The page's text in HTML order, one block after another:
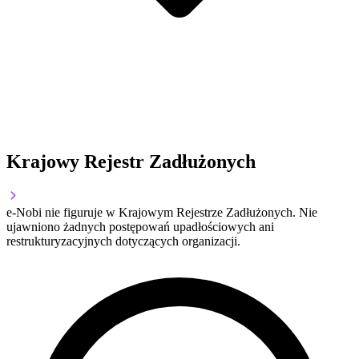
Krajowy Rejestr Zadłużonych
e-Nobi nie figuruje w Krajowym Rejestrze Zadłużonych. Nie
ujawniono żadnych postępowań upadłościowych ani
restrukturyzacyjnych dotyczących organizacji.